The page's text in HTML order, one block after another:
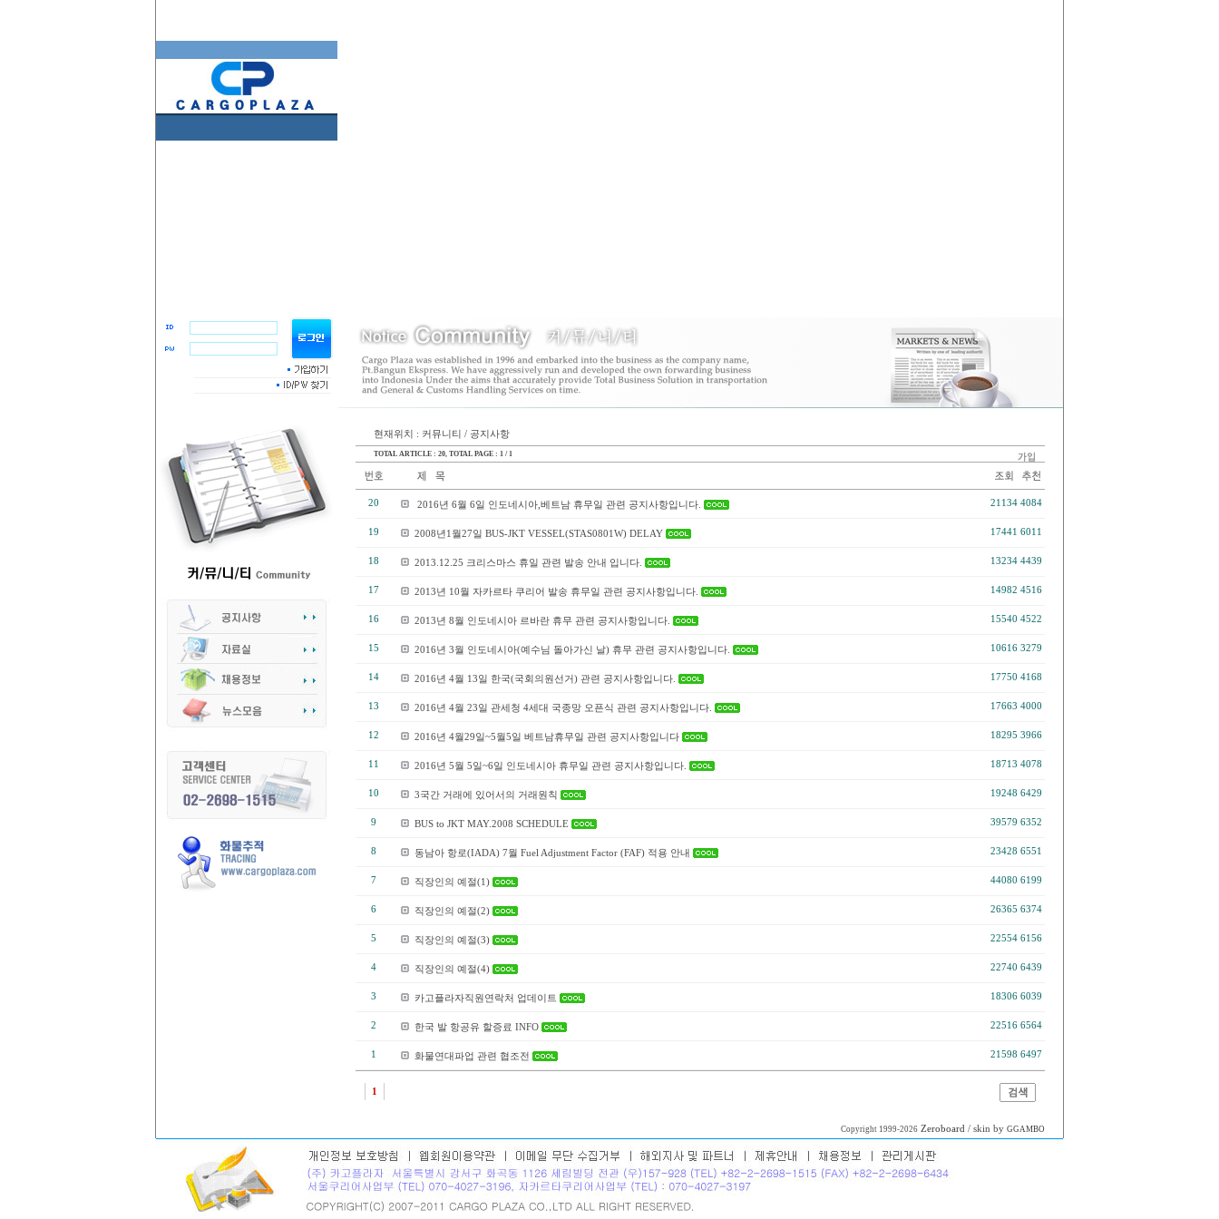
현재위치 : 커뮤니티 / 공지사항
TOTAL ARTICLE : 20 , TOTAL PAGE : 1 / 1
20 2016년 6월 6일 인도네시아,베트남 휴무일 관련 공지사항입니다. 21134 4084
19 2008년1월27일 BUS-JKT VESSEL(STAS0801W) DELAY 17441 6011
18 2013.12.25 크리스마스 휴일 관련 발송 안내 입니다. 13234 4439
17 2013년 10월 자카르타 쿠리어 발송 휴무일 관련 공지사항입니다. 14982 4516
16 2013년 8월 인도네시아 르바란 휴무 관련 공지사항입니다. 15540 4522
15 2016년 3월 인도네시아(예수님 돌아가신 날) 휴무 관련 공지사항입니다. 10616 3279
14 2016년 4월 13일 한국(국회의원선거) 관련 공지사항입니다. 17750 4168
13 2016년 4월 23일 관세청 4세대 국종망 오픈식 관련 공지사항입니다. 17663 4000
12 2016년 4월29일~5월5일 베트남휴무일 관련 공지사항입니다 18295 3966
11 2016년 5월 5일~6일 인도네시아 휴무일 관련 공지사항입니다. 18713 4078
10 3국간 거래에 있어서의 거래원칙 19248 6429
9 BUS to JKT MAY.2008 SCHEDULE 39579 6352
8 동남아 항로(IADA) 7월 Fuel Adjustment Factor (FAF) 적용 안내 23428 6551
7 직장인의 예절(1) 44080 6199
6 직장인의 예절(2) 26365 6374
5 직장인의 예절(3) 22554 6156
4 직장인의 예절(4) 22740 6439
3 카고플라자직원연락처 업데이트 18306 6039
2 한국 발 항공유 할증료 INFO 22516 6564
1 화물연대파업 관련 협조전 21598 6497
1
Copyright 1999-2026 Zeroboard / skin by GGAMBO